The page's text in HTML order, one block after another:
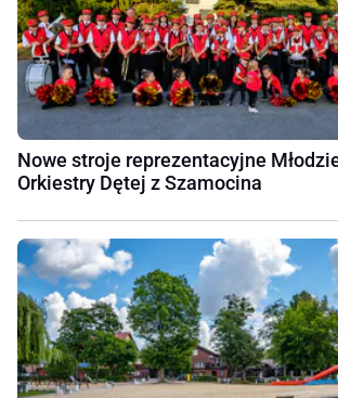
Nowe stroje reprezentacyjne
Orkiestry Dętej z Szamocina